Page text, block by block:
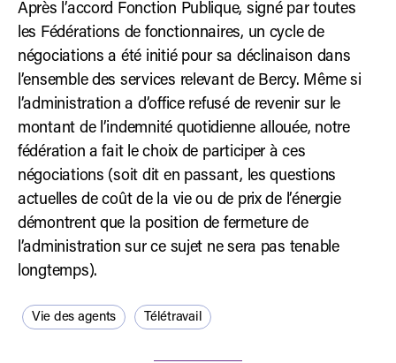
Après l’accord Fonction Publique, signé par toutes
les Fédérations de fonctionnaires, un cycle de
négociations a été initié pour sa déclinaison dans
l’ensemble des services relevant de Bercy. Même si
l’administration a d’office refusé de revenir sur le
montant de l’indemnité quotidienne allouée, notre
fédération a fait le choix de participer à ces
négociations (soit dit en passant, les questions
actuelles de coût de la vie ou de prix de l’énergie
démontrent que la position de fermeture de
l’administration sur ce sujet ne sera pas tenable
longtemps).
Vie des agents Télétravail